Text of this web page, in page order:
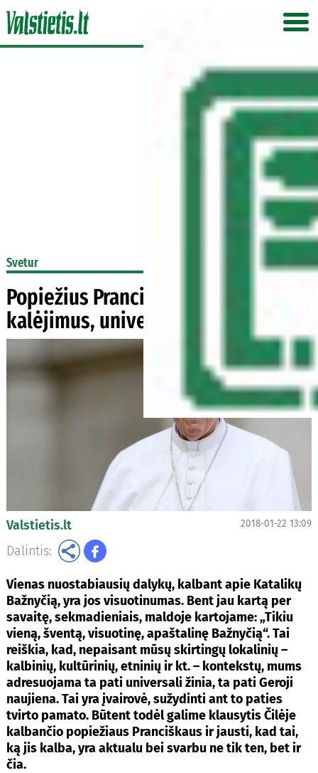
Svetur
Popiežius Pranciškus: apie
kalėjimus, universitetus ir tėvynę
Valstietis.lt 2018-01-22 13:09
Dalintis:
Vienas nuostabiausių dalykų, kalbant apie Katalikų
Bažnyčią, yra jos visuotinumas. Bent jau kartą per
savaitę, sekmadieniais, maldoje kartojame: „Tikiu
vieną, šventą, visuotinę, apaštalinę Bažnyčią“. Tai
reiškia, kad, nepaisant mūsų skirtingų lokalinių –
kalbinių, kultūrinių, etninių ir kt. – kontekstų, mums
adresuojama ta pati universali žinia, ta pati Geroji
naujiena. Tai yra įvairovė, sužydinti ant to paties
tvirto pamato. Būtent todėl galime klausytis Čilėje
kalbančio popiežiaus Pranciškaus ir jausti, kad tai,
ką jis kalba, yra aktualu bei svarbu ne tik ten, bet ir
čia.